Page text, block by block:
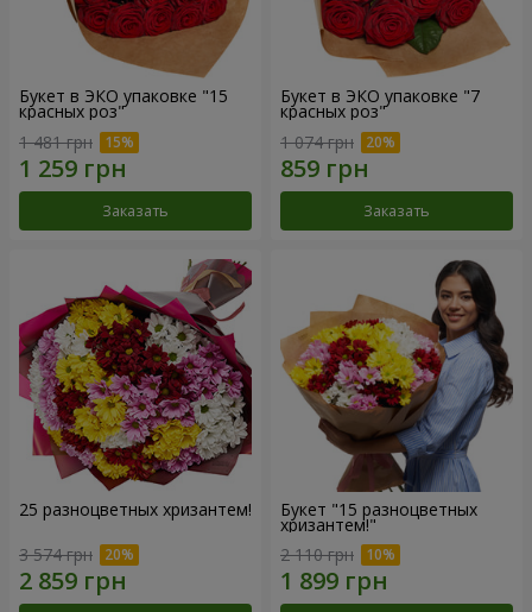
Букет в ЭКО упаковке "15
красных роз"
1 481 грн
Заказать
Букет в ЭКО упаковке "7
красных роз"
1 074 грн
Заказать
25 разноцветных хризантем!
3 574 грн
Букет "15 разноцветных
хризантем!"
2 110 грн